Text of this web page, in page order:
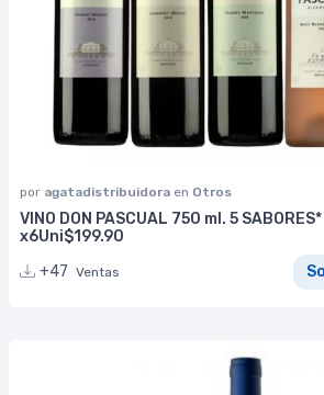
por agatadistribuidora en Otros
VINO DON PASCUAL 750 ml. 5
x6Uni$199.90
+47 Ventas